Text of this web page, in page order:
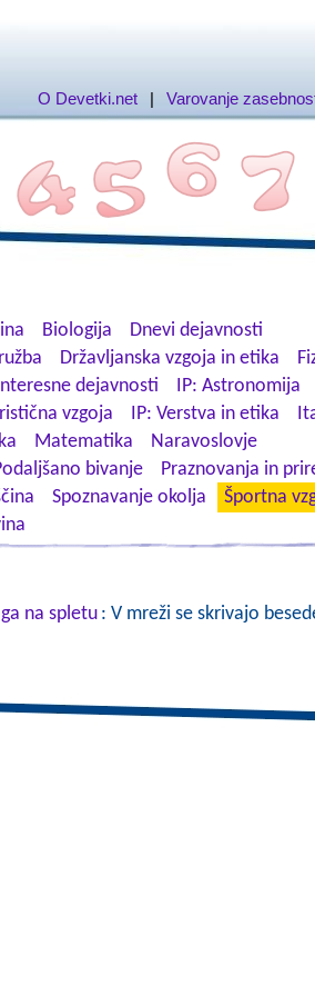
O Devetki.net | Varovanje
Biologija
Dnevi dejavnosti
Državljanska vzgoja in etika
dejavnosti
IP: Astronomija
vzgoja IP: Verstva in etika
Matematika
Naravoslovje
bivanje
Praznovanja in
Spoznavanje okolja
Športna
na spletu : V mreži se skrivajo